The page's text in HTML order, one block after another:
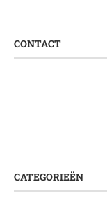
CONTACT
CATEGORIEËN